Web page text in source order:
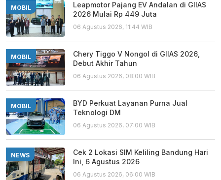
MOBIL
Leapmotor Pajang EV Andalan di GIIAS
2026 Mulai Rp 449 Juta
06 Agustus 2026, 11:44 WIB
MOBIL
Chery Tiggo V Nongol di GIIAS 2026,
Debut Akhir Tahun
06 Agustus 2026, 08:00 WIB
MOBIL
BYD Perkuat Layanan Purna Jual
Teknologi DM
06 Agustus 2026, 07:00 WIB
NEWS
Cek 2 Lokasi SIM Keliling Bandung Hari
Ini, 6 Agustus 2026
06 Agustus 2026, 06:00 WIB